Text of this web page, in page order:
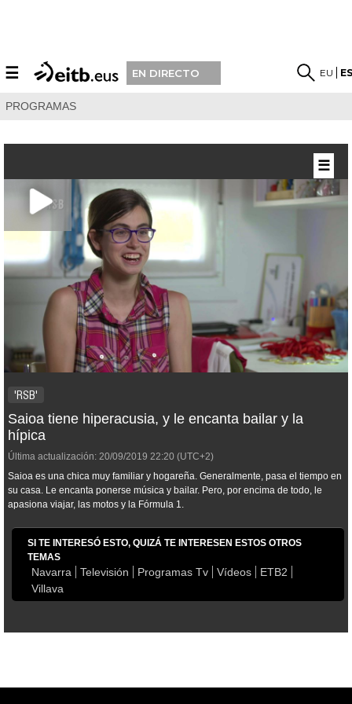
☰ EN DIRECTO EU
PROGRAMAS
'RSB'
Saioa tiene hiperacusia, y le encanta bailar y la
hípica
Última actualización: 20/09/2019 22:20 (UTC+2)
Saioa es una chica muy familiar y hogareña. Generalmente, pasa el tiempo en
su casa. Le encanta ponerse música y bailar. Pero, por encima de todo, le
apasiona viajar, las motos y la Fórmula 1.
SI TE INTERESÓ ESTO, QUIZÁ TE INTERESEN ESTOS OTROS
TEMAS
Navarra Televisión Programas Tv Vídeos
ETB2
Villava
☰